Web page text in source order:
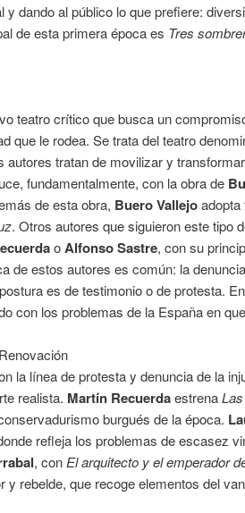
y dando al público lo que prefiere:
de esta primera época es Tres
teatro crítico que busca un
que le rodea. Se trata del teatro
tratan de movilizar y
fundamentalmente, con la obra de
de esta obra, Buero Vallejoadopta
. Otros autores que siguieron este tipo
oAlfonso Sastre, con su
de estos autores es común: la
es de testimonio o de protesta.
con los problemas de la España en
la línea de protesta y denuncia de la
realista. Martín Recuerdaestrena
burgués de la época.
refleja los problemas de escasez
, conEl arquitecto y el emperador
y rebelde, que recoge elementos del